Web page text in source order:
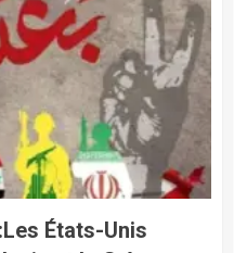
États-Unis